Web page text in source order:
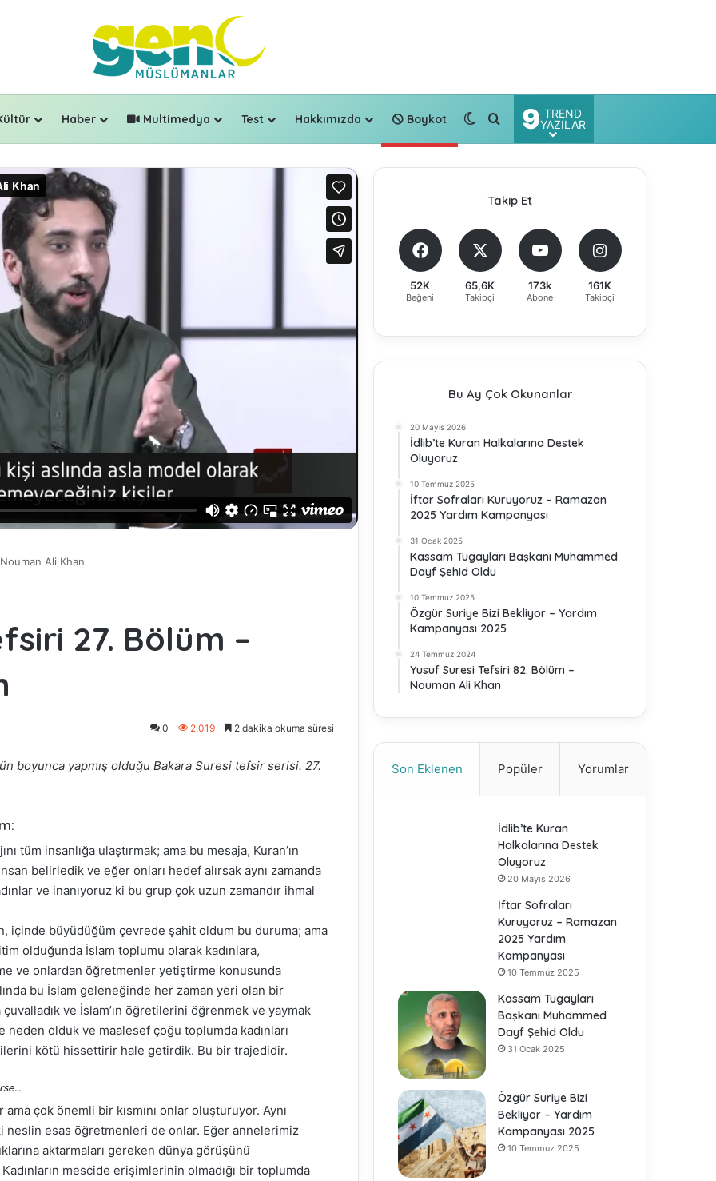
Haber Multimedya Test Hakkımızda Boykot Dış görünümü değiştir
Arama yap ...
9 TREND
YAZILAR
Ali Khan
27. Bölüm –
0 2.019 2 dakika okuma süresi
boyunca yapmış olduğu Bakara Suresi tefsir serisi. 27.
tüm insanlığa ulaştırmak; ama bu mesaja, Kuran’ın
belirledik ve eğer onları hedef alırsak aynı zamanda
ve inanıyoruz ki bu grup çok uzun zamandır ihmal
içinde büyüdüğüm çevrede şahit oldum bu duruma; ama
olduğunda İslam toplumu olarak kadınlara,
ve onlardan öğretmenler yetiştirme konusunda
bu İslam geleneğinde her zaman yeri olan bir
ve İslam’ın öğretilerini öğrenmek ve yaymak
olduk ve maalesef çoğu toplumda kadınları
kötü hissettirir hale getirdik. Bu bir trajedidir.
çok önemli bir kısmını onlar oluşturuyor. Aynı
neslin esas öğretmenleri de onlar. Eğer annelerimiz
aktarmaları gereken dünya görüşünü
mescide erişimlerinin olmadığı bir toplumda
Takip Et
52K
Beğeni
65,6K
Takipçi
173k
Abone
161K
Takipçi
Bu Ay Çok Okunanlar
20 Mayıs 2026
İdlib’te Kuran Halkalarına Destek
Oluyoruz
10 Temmuz 2025
İftar Sofraları Kuruyoruz – Ramazan
2025 Yardım Kampanyası
31 Ocak 2025
Kassam Tugayları Başkanı Muhammed
Dayf Şehid Oldu
10 Temmuz 2025
Özgür Suriye Bizi Bekliyor – Yardım
Kampanyası 2025
24 Temmuz 2024
Yusuf Suresi Tefsiri 82. Bölüm –
Nouman Ali Khan
Son Eklenen Popüler Yorumlar
İdlib’te Kuran
Halkalarına Destek
Oluyoruz
20 Mayıs 2026
İftar Sofraları
Kuruyoruz – Ramazan
2025 Yardım
Kampanyası
10 Temmuz 2025
Kassam Tugayları
Başkanı Muhammed
Dayf Şehid Oldu
31 Ocak 2025
Özgür Suriye Bizi
Bekliyor – Yardım
Kampanyası 2025
10 Temmuz 2025